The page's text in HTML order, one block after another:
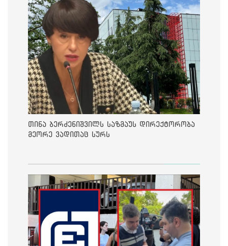
თინა ბერძენიშვილს საზმაუს დირექტორობა
მეორე ვადითაც სურს